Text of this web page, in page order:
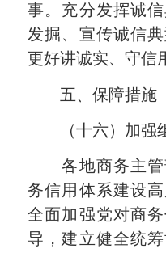
事。充分发挥诚
发掘、宣传诚信
更好讲诚实、守信
五、保障措施
（十六）加强组
各地商务主管
务信用体系建设
全面加强党对商
导，建立健全统